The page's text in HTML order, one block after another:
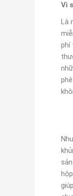
Vì
Là
phí